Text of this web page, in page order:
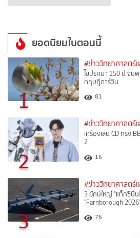
ยอดนิยมในตอนนี้
1
#ข่าววิทยาศาสตร์แ
ไขปริศนา 150 ปี จี
ทฤษฎีดาร์วิน
81
2
#ข่าววิทยาศาสตร์แ
เครื่องเล่น CD ทรง
2
16
3
#ข่าววิทยาศาสตร์แ
3 ยักษ์ใหญ่ "แท็กซี่บิน
"Farnborough
76